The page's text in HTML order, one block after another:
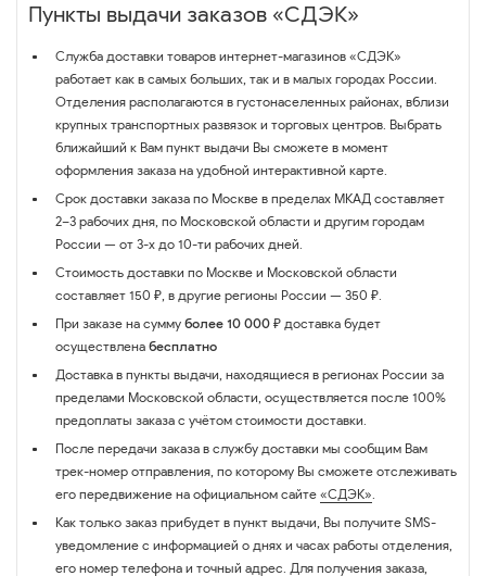
Пункты выдачи заказов «СДЭК»
Служба доставки товаров интернет-магазинов «СДЭК»
работает как в самых больших, так и в малых городах России.
Отделения располагаются в густонаселенных районах, вблизи
крупных транспортных развязок и торговых центров. Выбрать
ближайший к Вам пункт выдачи Вы сможете в момент
оформления заказа на удобной интерактивной карте.
Срок доставки заказа по Москве в пределах МКАД составляет
2–3 рабочих дня, по Московской области и другим городам
России — от 3-х до 10-ти рабочих дней.
Стоимость доставки по Москве и Московской области
составляет 150 ₽, в другие регионы России — 350 ₽.
При заказе на сумму более 10 000 ₽ доставка будет
осуществлена бесплатно
Доставка в пункты выдачи, находящиеся в регионах России за
пределами Московской области, осуществляется после 100%
предоплаты заказа с учётом стоимости доставки.
После передачи заказа в службу доставки мы сообщим Вам
трек-номер отправления, по которому Вы сможете отслеживать
его передвижение на официальном сайте «СДЭК».
Как только заказ прибудет в пункт выдачи, Вы получите SMS-
уведомление с информацией о днях и часах работы отделения,
его номер телефона и точный адрес. Для получения заказа,